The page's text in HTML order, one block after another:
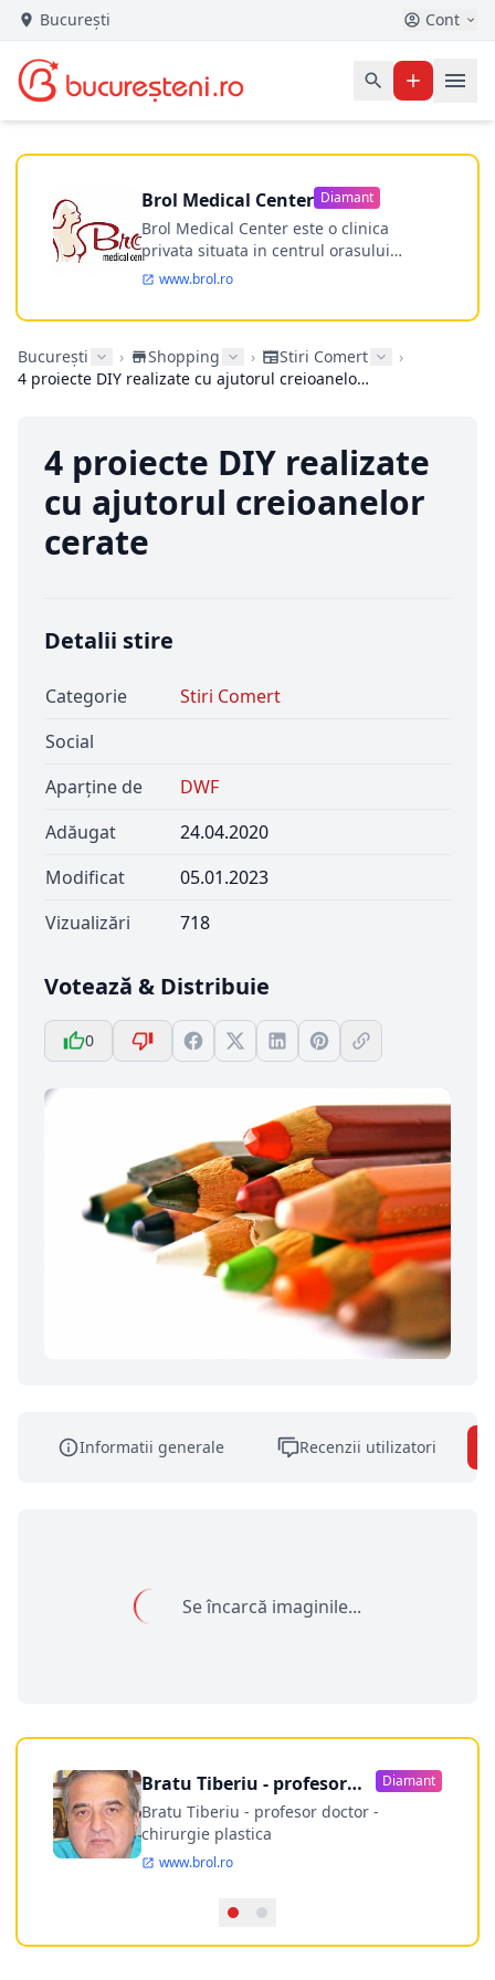
București Cont
Brol Medical Center Diamant
Brol Medical Center este o clinica
privata situata in centrul orasului
Timisoara avand o experienta de
Incepand din anul 2009 clinica isi
ultramodern.
www.brol.ro
București › Shopping › Stiri Comert
›
4 proiecte DIY realizate cu ajutorul creioanelor cerate
4 proiecte DIY realizate
cu ajutorul creioanelor
cerate
Detalii stire
Categorie
Stiri Comert
Social
Aparține de
DWF
Adăugat
24.04.2020
Modificat
05.01.2023
Vizualizări
718
Votează & Distribuie
0
Informatii generale Recenzii utilizatori
Se încarcă imaginile...
Bratu Tiberiu - profesor
doctor
Diamant
Bratu Tiberiu - profesor doctor -
chirurgie plastica
www.brol.ro